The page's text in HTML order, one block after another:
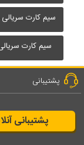
سیم کارت سریالی
سیم کارت
پشتیبانی
پشتیبانی